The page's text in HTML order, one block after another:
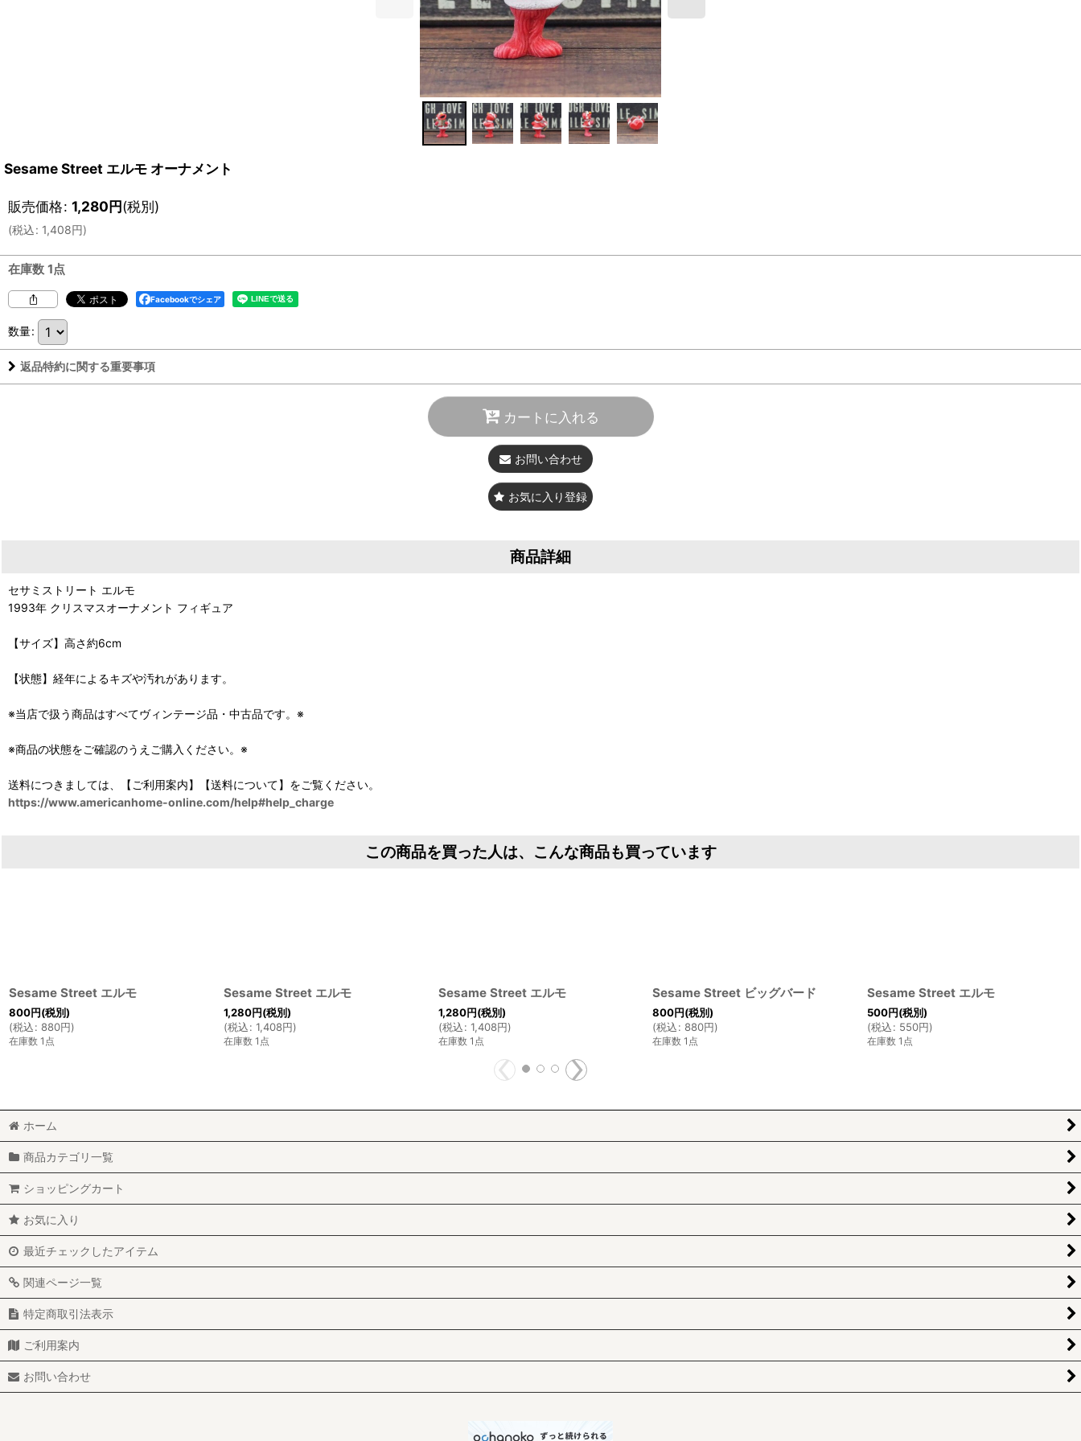
Sesame Street エルモ オーナメント
販売価格: 1,280円(税別)
(税込: 1,408円)
在庫数 1点
Facebookでシェア
数量:
返品特約に関する重要事項
カートに入れる
お問い合わせ
お気に入り登録
商品詳細
セサミストリート エルモ
1993年 クリスマスオーナメント フィギュア
【サイズ】高さ約6cm
【状態】経年によるキズや汚れがあります。
※当店で扱う商品はすべてヴィンテージ品・中古品です。※
※商品の状態をご確認のうえご購入ください。※
送料につきましては、【ご利用案内】【送料について】をご覧ください。
https://www.americanhome-online.com/help#help_charge
この商品を買った人は、こんな商品も買っています
Sesame Street エルモ
800円(税別)
(税込: 880円)
在庫数 1点
Sesame Street エルモ
1,280円(税別)
(税込: 1,408円)
在庫数 1点
Sesame Street エルモ
1,280円(税別)
(税込: 1,408円)
在庫数 1点
Sesame Street ビッグバード
800円(税別)
(税込: 880円)
在庫数 1点
Sesame Street エルモ
500円(税別)
(税込: 550円)
在庫数 1点
ホーム
商品カテゴリ一覧
ショッピングカート
お気に入り
最近チェックしたアイテム
関連ページ一覧
特定商取引法表示
ご利用案内
お問い合わせ